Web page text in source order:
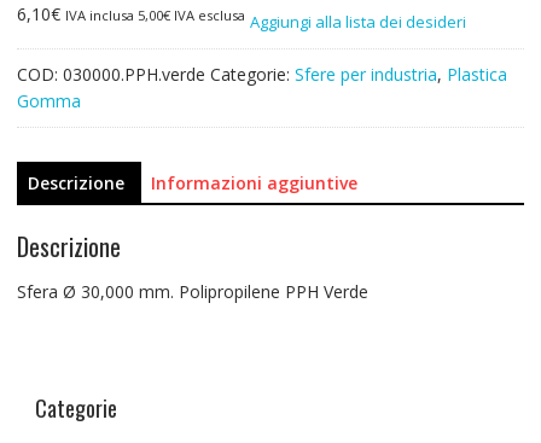
6,10€ IVA inclusa 5,00€IVA esclusa Aggiungi alla lista dei desideri
COD: 030000.PPH.verde Categorie: Sfere per industria, Plastica
Gomma
Descrizione Informazioni aggiuntive
Descrizione
Sfera Ø 30,000 mm. Polipropilene PPH Verde
Categorie